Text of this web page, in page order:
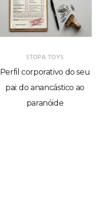
STOPA TOYS
Perfil corporativo do seu
pai: do anancástico ao
paranóide